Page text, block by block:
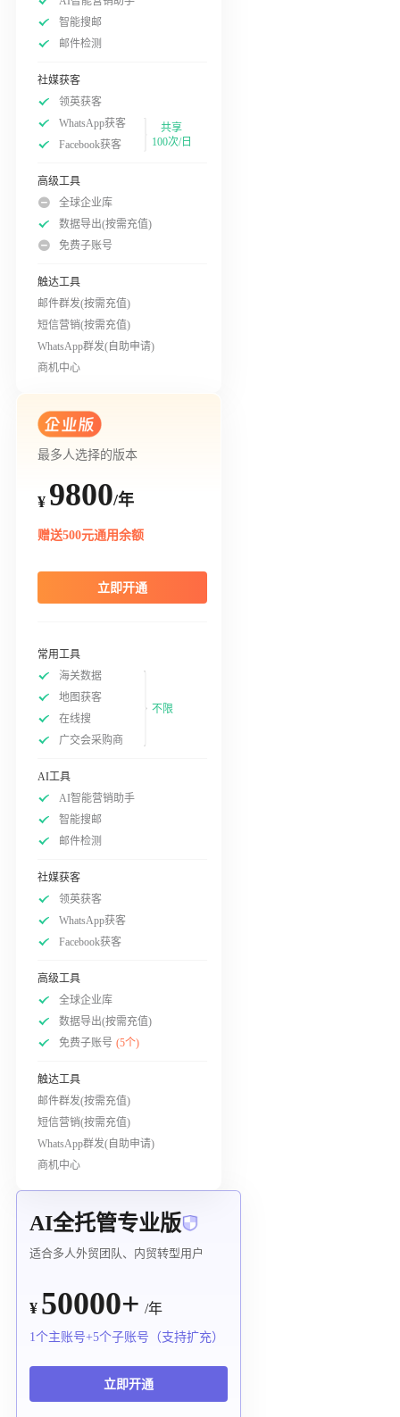
智能搜邮
邮件检测
社媒获客
领英获客
WhatsApp获客
Facebook获客
共享
100次/日
高级工具
全球企业库
数据导出(按需充值)
免费子账号
触达工具
邮件群发(按需充值)
短信营销(按需充值)
WhatsApp群发(自助申请)
商机中心
最多人选择的版本
¥ 9800/年
赠送500元通用余额
立即开通
常用工具
海关数据
地图获客
在线搜
广交会采购商
不限
AI工具
AI智能营销助手
智能搜邮
邮件检测
社媒获客
领英获客
WhatsApp获客
Facebook获客
高级工具
全球企业库
数据导出(按需充值)
免费子账号 (5个)
触达工具
邮件群发(按需充值)
短信营销(按需充值)
WhatsApp群发(自助申请)
商机中心
AI全托管专业版
适合多人外贸团队、内贸转型用户
¥ 50000+ /年
1个主账号+5个子账号（支持扩充）
立即开通